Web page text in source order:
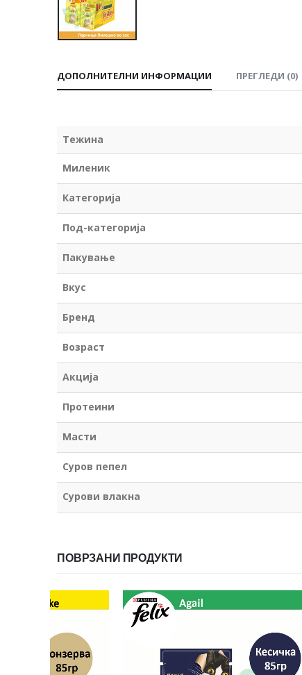
ДОПОЛНИТЕЛНИ ИНФОРМАЦИИ ПРЕГЛЕДИ (0)
Тежина
Миленик
Категорија
Под-категорија
Пакување
Вкус
Бренд
Возраст
Акција
Протеини
Масти
Суров пепел
Сурови влакна
ПОВРЗАНИ ПРОДУКТИ